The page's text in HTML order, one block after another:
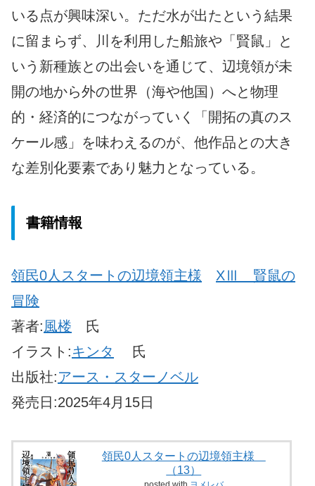
いる点が興味深い。ただ水が出たという結果
に留まらず、川を利用した船旅や「賢鼠」と
いう新種族との出会いを通じて、辺境領が未
開の地から外の世界（海や他国）へと物理
的・経済的につながっていく「開拓の真のス
ケール感」を味わえるのが、他作品との大き
な差別化要素であり魅力となっている。
書籍情報
領民0人スタートの辺境領主様
XⅢ 賢鼠の
冒険
著者:風楼 氏
イラスト:キンタ
氏
出版社:アース・スターノベル
発売日:2025年4月15日
領民0人スタートの辺境領主様
（13）